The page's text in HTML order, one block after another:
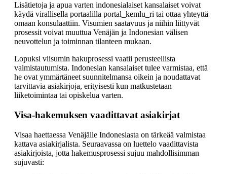
Lisätietoja ja apua varten indonesialaiset kansalaiset voivat
käydä virallisella portaalilla portal_kemlu_ri tai ottaa yhteyttä
omaan konsulaattiin. Visumien saatavuus ja niihin liittyvät
prosessit voivat muuttua Venäjän ja Indonesian välisen
neuvottelun ja toiminnan tilanteen mukaan.
Lopuksi viisumin hakuprosessi vaatii perusteellista
valmistautumista. Indonesian kansalaiset tulee varmistaa, että
he ovat ymmärtäneet suunnitelmansa oikein ja noudattavat
tarvittavia asiakirjoja, erityisesti kun matkustetaan
liiketoimintaa tai opiskelua varten.
Visa-hakemuksen vaadittavat asiakirjat
Visaa haettaessa Venäjälle Indonesiasta on tärkeää valmistaa
kattava asiakirjalista. Seuraavassa on luettelo vaadittavista
asiakirjoista, jotta hakemusprosessi sujuu mahdollisimman
sujuvasti: